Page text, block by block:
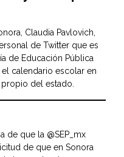
Claudia Pavlovich
de Twitter que es
de Educación Pública
calendario escolar en
del estado.
de que la @SEP_mx
de que en Sonora